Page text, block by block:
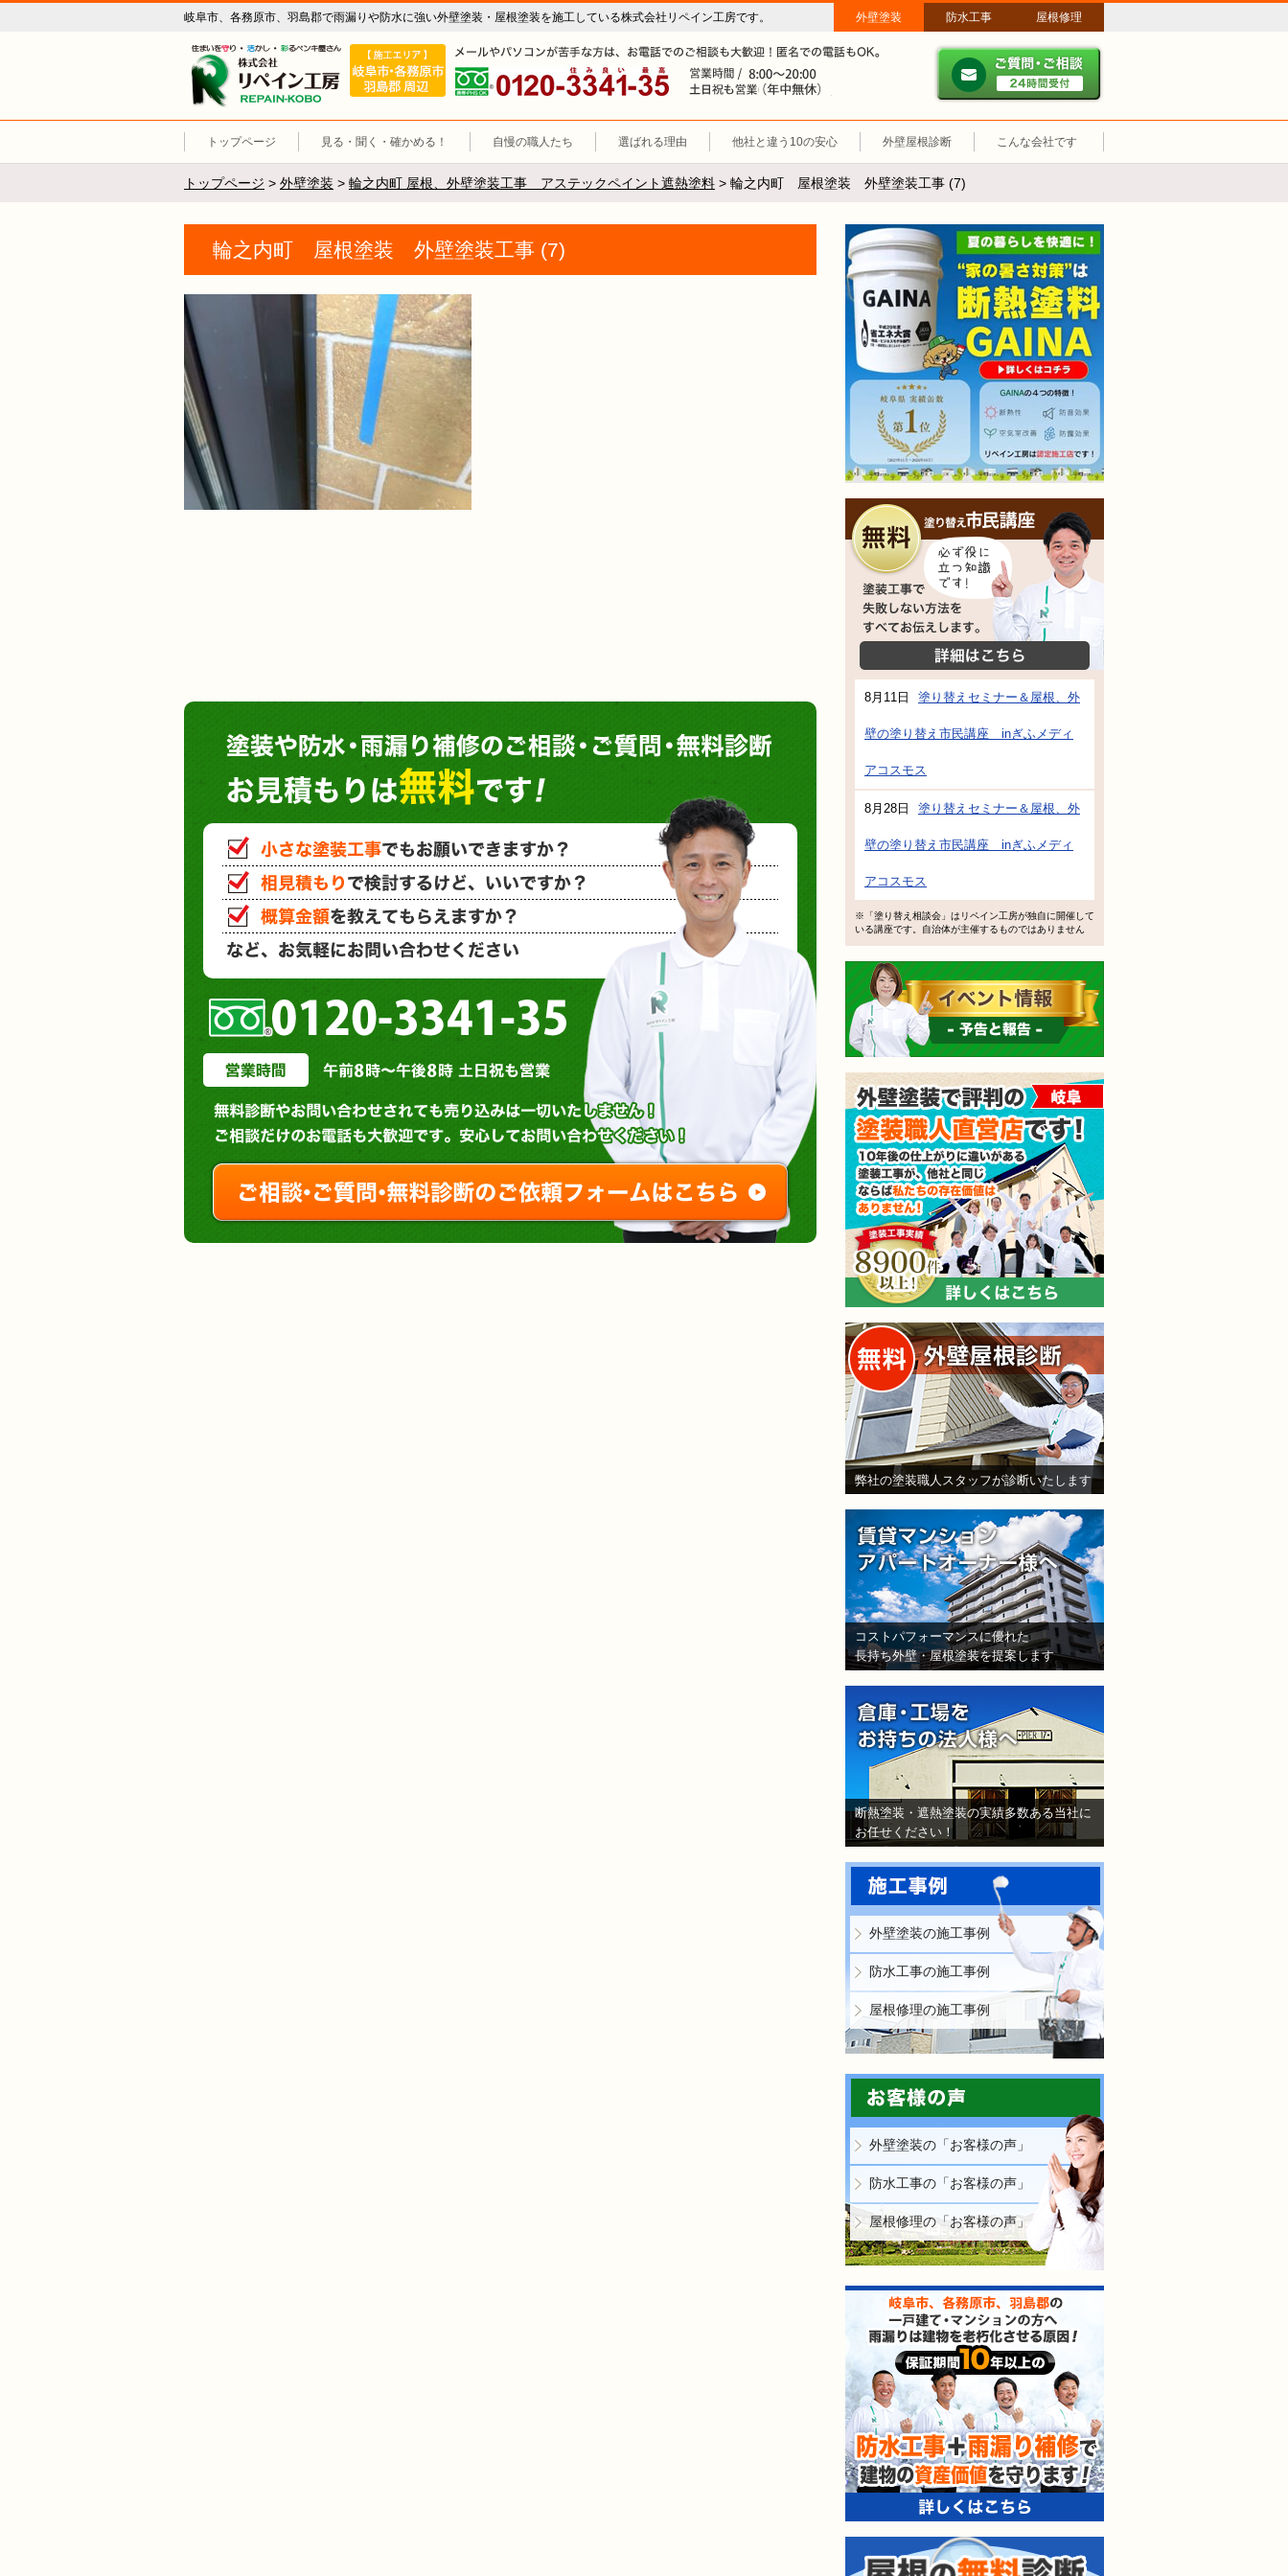
岐阜市、各務原市、羽島郡で雨漏りや防水に強い外壁塗装・屋根塗装を施工している株式会社リペイン工房です。 外壁塗装 防水工事 屋根修理
リペイン工房（外壁塗装・屋根塗装・雨漏り修理・防水工事）
施工エリア 岐阜市、各務原市、羽島郡。
メールやパソコンが苦手な方は、お電話でのご相談も大歓迎！匿名での
0120-3341-35
営業時間：午前8時～午後8時 年中無休、土日祝も営業しています。
トップページ 見る・聞く・確かめる！ 自慢の職人たち 選ばれる理由 他社と違う10の安心 外壁屋根診断 こんな会社です
トップページ > 外壁塗装 > 輪之内町 屋根、外壁塗装工事 アステックペイント遮熱塗料 > 輪之内町 屋根塗装 外壁塗装工事 (7)
輪之内町 屋根塗装 外壁塗装工事 (7)
塗装工事で失敗しない方法をすべてお伝え
8月11日 塗り替えセミナー＆屋根、外
壁の塗り替え市民講座 inぎふメディ
アコスモス
8月28日 塗り替えセミナー＆屋根、外
壁の塗り替え市民講座 inぎふメディ
アコスモス
※「塗り替え相談会」はリペイン工房が独自に開催して
いる講座です。自治体が主催するものではありません
弊社の塗装職人スタッフが診断いたします
コストパフォーマンスに優れた
長持ち外壁・屋根塗装を提案します
断熱塗装・遮熱塗装の実績多数ある当社に
お任せください！
外壁塗装の施工事例
防水工事の施工事例
屋根修理の施工事例
外壁塗装の「お客様の声」
防水工事の「お客様の声」
屋根修理の「お客様の声」
塗装や防水・雨漏り補修のご相談・ご質問・無
小さな塗装工事でもお願いできますか？
相見積もりで検討するけど、いいですか？
概算金額を教えてもらえますか？
など、お気軽にお問い合わせください。
0120-3341-35
営業時間 : 午前8時～午後8時 土日祝も営業
無料診断やお問い合わせされても売り込みは一切いたしません！ ご相談だけのお電話
ご相談・ご質問・無料診断のご依頼フォームはこちら